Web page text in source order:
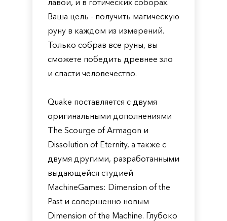
лавой, и в готических соборах.
Ваша цель - получить магическую
руну в каждом из измерений.
Только собрав все руны, вы
сможете победить древнее зло
и спасти человечество.
Quake поставляется с двумя
оригинальными дополнениями
The Scourge of Armagon и
Dissolution of Eternity, а также с
двумя другими, разработанными
выдающейся студией
MachineGames: Dimension of the
Past и совершенно новым
Dimension of the Machine. Глубоко